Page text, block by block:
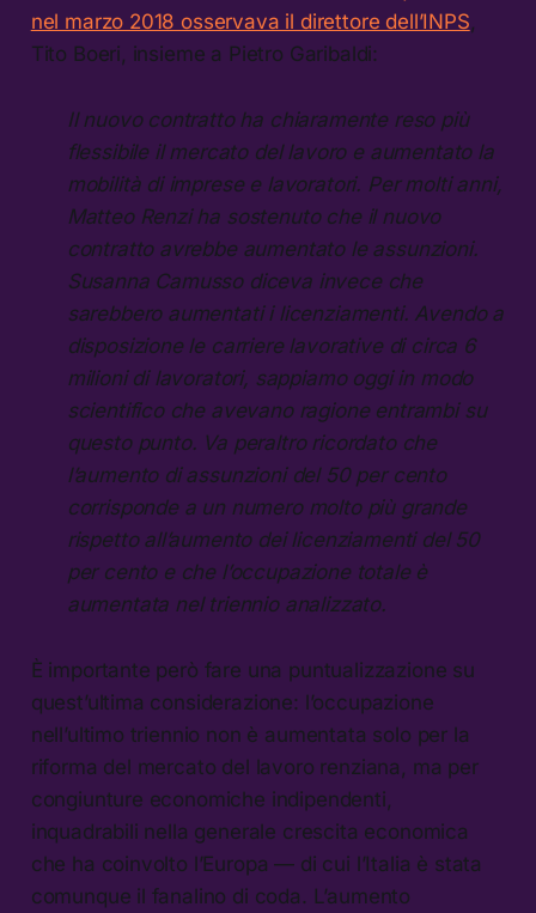
nel marzo 2018 osservava il direttore dell’INPS,
Tito Boeri, insieme a Pietro Garibaldi:
Il nuovo contratto ha chiaramente reso più
flessibile il mercato del lavoro e aumentato la
mobilità di imprese e lavoratori. Per molti anni,
Matteo Renzi ha sostenuto che il nuovo
contratto avrebbe aumentato le assunzioni.
Susanna Camusso diceva invece che
sarebbero aumentati i licenziamenti. Avendo a
disposizione le carriere lavorative di circa 6
milioni di lavoratori, sappiamo oggi in modo
scientifico che avevano ragione entrambi su
questo punto. Va peraltro ricordato che
l’aumento di assunzioni del 50 per cento
corrisponde a un numero molto più grande
rispetto all’aumento dei licenziamenti del 50
per cento e che l’occupazione totale è
aumentata nel triennio analizzato.
È importante però fare una puntualizzazione su
quest’ultima considerazione: l’occupazione
nell’ultimo triennio non è aumentata solo per la
riforma del mercato del lavoro renziana, ma per
congiunture economiche indipendenti,
inquadrabili nella generale crescita economica
che ha coinvolto l’Europa — di cui l’Italia è stata
comunque il fanalino di coda. L’aumento